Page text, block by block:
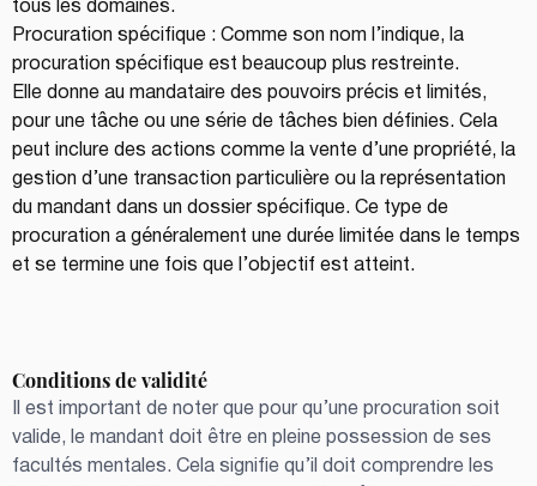
tous les domaines.
Procuration spécifique : Comme son nom l’indique, la
procuration spécifique est beaucoup plus restreinte.
Elle donne au mandataire des pouvoirs précis et limités,
pour une tâche ou une série de tâches bien définies. Cela
peut inclure des actions comme la vente d’une propriété, la
gestion d’une transaction particulière ou la représentation
du mandant dans un dossier spécifique. Ce type de
procuration a généralement une durée limitée dans le temps
et se termine une fois que l’objectif est atteint.
Conditions de validité
Il est important de noter que pour qu’une procuration soit
valide, le mandant doit être en pleine possession de ses
facultés mentales. Cela signifie qu’il doit comprendre les